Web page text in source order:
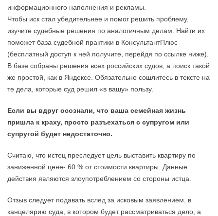
информационного наполнения и рекламы.
Чтобы иск стал убедительнее и помог решить проблему,
изучите судебные решения по аналогичным делам. Найти их
поможет база судебной практики в КонсультантПлюс
(бесплатный доступ к ней получите, перейдя по ссылке ниже).
В базе собраны решения всех российских судов, а поиск такой
же простой, как в Яндексе. Обязательно сошлитесь в тексте на
те дела, которые суд решил «в вашу» пользу.
Если вы вдруг осознали, что ваша семейная жизнь
пришла к краху, просто разъехаться с супругом или
супругой будет недостаточно.
Считаю, что истец преследует цель выставить квартиру по
заниженной цене- 60 % от стоимости квартиры. Данные
действия являются злоупотреблением со стороны истца.
Отзыв следует подавать вслед за исковым заявлением, в
канцелярию суда, в котором будет рассматриваться дело, а